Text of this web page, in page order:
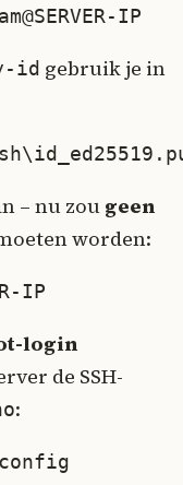
IP
id gebruik je in
– nu zougeen
worden:
IP
login
de SSH-
: